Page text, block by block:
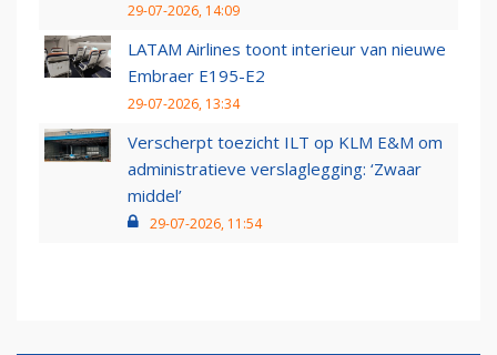
29-07-2026, 14:09
LATAM Airlines toont interieur van nieuwe
Embraer E195-E2
29-07-2026, 13:34
Verscherpt toezicht ILT op KLM E&M om
administratieve verslaglegging: ‘Zwaar
middel’
29-07-2026, 11:54